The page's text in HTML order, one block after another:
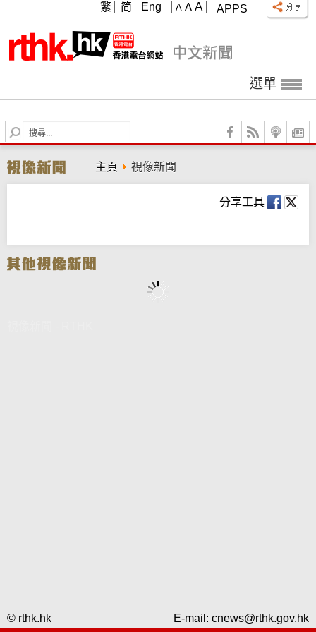
APPS
A A A
繁 简 Eng
選單
S
e
r
c
主頁 視像新聞
分享工具
© rthk.hk E-mail: cnews@rthk.gov.hk